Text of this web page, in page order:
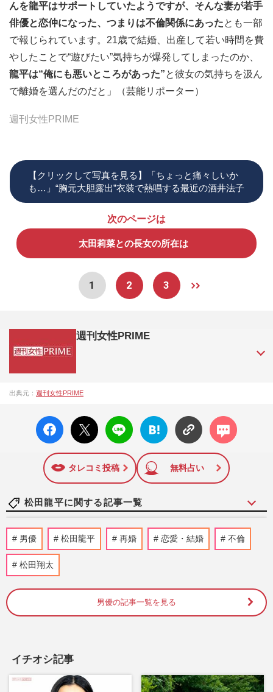
んを龍平はサポートしていたようですが、そんな妻が若手
俳優と恋仲になった、つまりは不倫関係にあったとも一部
で報じられています。21歳で結婚、出産して若い時間を費
やしたことで“遊びたい”気持ちが爆発してしまったのか、
龍平は“俺にも悪いところがあった”と彼女の気持ちを汲ん
で離婚を選んだのだと」（芸能リポーター）
週刊女性PRIME
【クリックして写真を見る】「ちょっと痛々しいか
も…」“胸元大胆露出”衣装で熱唱する最近の酒井法子
次のページは
太田莉菜との長女の所在は
1 2 3
週刊女性PRIME
成27年）1月に開設された主婦と生活社が運営する日本のニュ
陣の執筆記事を配信するほか、女性週刊誌『週刊女性』の誌
面に掲載された記事から、インターネット利用者層にとって
特に関心の高い題材の記事を、WEB向けにリライトして配信
しています！
出典元： 週刊女性PRIME
facebo
ok い
X ポス
ト
LINE
はてな
ブック
に追加
コメン
ト
タレコミ投稿 無料占い
松田龍平に関する記事一覧
《有名人兄弟「好き」ランキング》柄本
佑・時生、小泉進次郎兄弟を抑えた1位は
「大人の土下座、初めて見ました」松田ゆ
う姫、『5時に夢中!』でのエピソードトー
奈緒『東京サラダボウル』での“緑髪”化に
男優 松田龍平 再婚 恋愛・結婚 不倫
松田翔太
男優の記事一覧を見る
イチオシ記事